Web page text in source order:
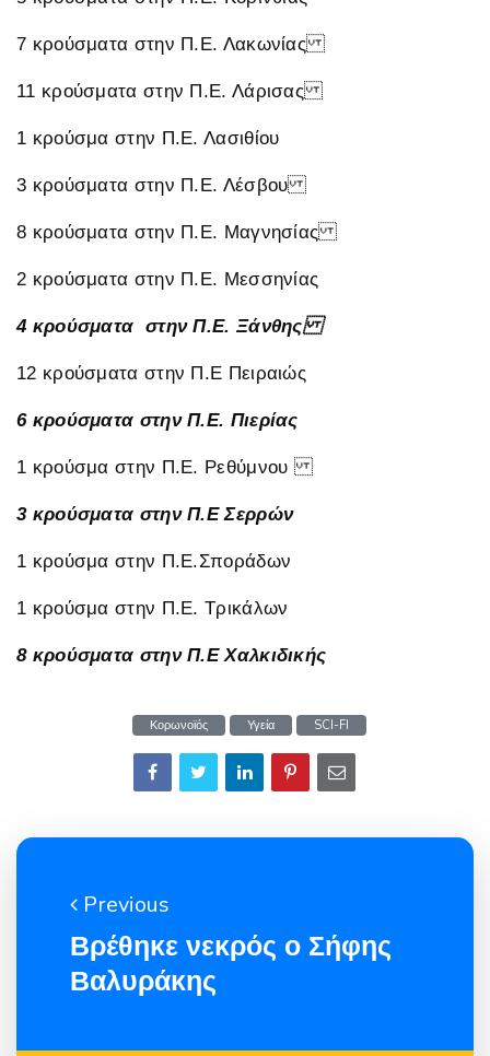
7 κρούσματα στην Π.Ε. Λακωνίας
11 κρούσματα στην Π.Ε. Λάρισας
1 κρούσμα στην Π.Ε. Λασιθίου
3 κρούσματα στην Π.Ε. Λέσβου
8 κρούσματα στην Π.Ε. Μαγνησίας
2 κρούσματα στην Π.Ε. Μεσσηνίας
4 κρούσματα στην Π.Ε. Ξάνθης
12 κρούσματα στην Π.Ε Πειραιώς
6 κρούσματα στην Π.Ε. Πιερίας
1 κρούσμα στην Π.Ε. Ρεθύμνου
3 κρούσματα στην Π.Ε Σερρών
1 κρούσμα στην Π.Ε.Σποράδων
1 κρούσμα στην Π.Ε. Τρικάλων
8 κρούσματα στην Π.Ε Χαλκιδικής
Κορωνοϊός Υγεία SCI-FI
Previous
Βρέθηκε νεκρός ο Σήφης
Βαλυράκης